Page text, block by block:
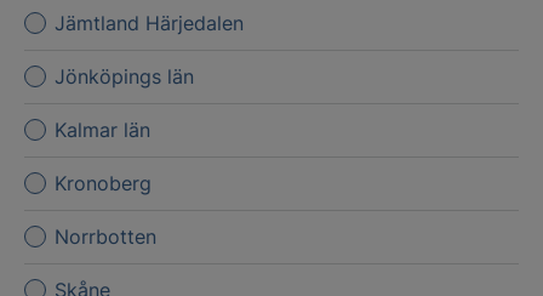
Jämtland Härjedalen
Jönköpings län
Kalmar län
Kronoberg
Norrbotten
Skåne